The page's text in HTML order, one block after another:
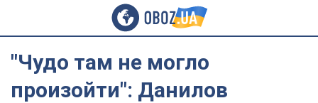
"Чудо там не могло
произойти": Данилов